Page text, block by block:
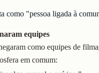
como "pessoa ligada à
equipes
como equipes de
em comum: